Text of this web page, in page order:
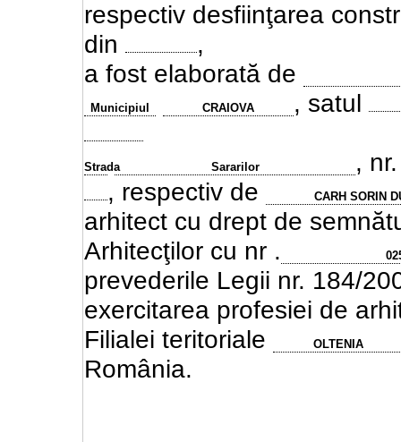
respectiv desfiinţarea
din
,
a fost elaborată de
Municipiul CRAIOVA , satul
Strada Sararilor
,
, respectiv de
CARH SORIN
arhitect cu drept de
Arhitecţilor cu nr .
prevederile Legii nr. 184/
exercitarea profesiei de
Filialei teritoriale
OLTENIA
România.